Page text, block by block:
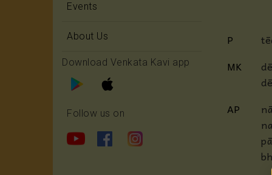
Events
About Us
Download Venkata Kavi app
Follow us on
P
MK
AP